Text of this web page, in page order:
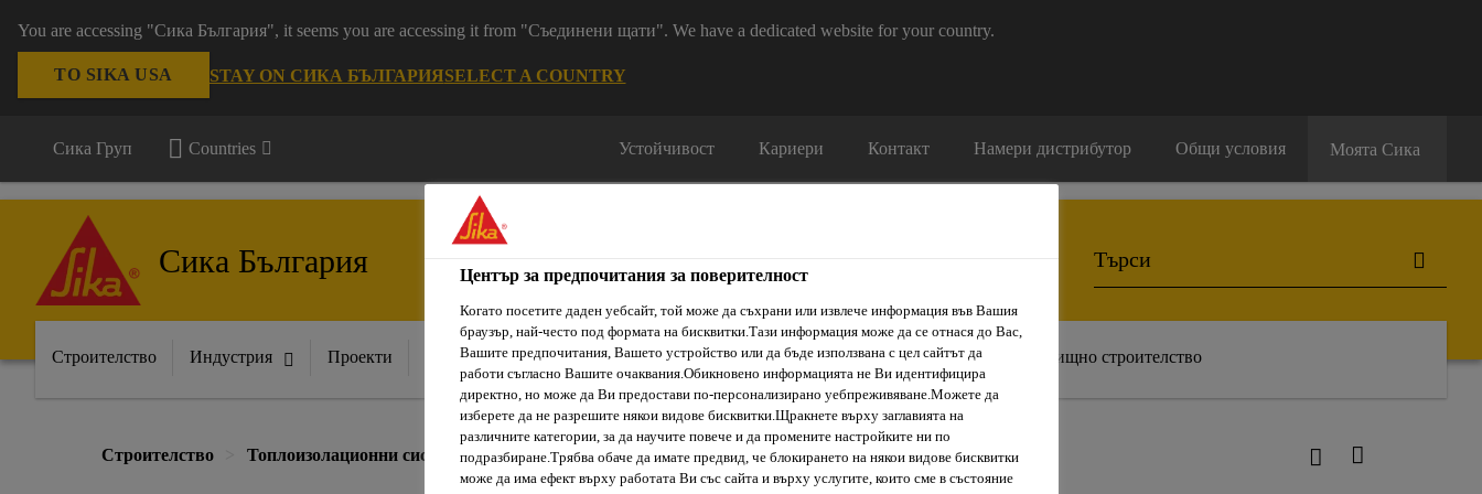
You are accessing "Сика България", it seems you are accessing it from "Съединени щати". We have a dedicated website for your country.
TO SIKA USA STAY ON СИКА БЪЛГАРИЯSELECT A COUNTRY
Сика Груп Countries Устойчивост Кариери Контакт Намери дистрибутор Общи условия Моята Сика
Сика България
Строителство Индустрия Проекти Документи & Ресурси Услуги и Обучения За нас Сика Каталог Жилищно строителство
Строителство Топлоизолационни системи Декоративни мазилки Sika® ThermoCoat Silicate Top
Център за предпочитания за поверителност
Когато посетите даден уебсайт, той може да съхрани или извлече информация във Вашия
браузър, най-често под формата на бисквитки.Тази информация може да се отнася до Вас,
Вашите предпочитания, Вашето устройство или да бъде използвана с цел сайтът да
работи съгласно Вашите очаквания.Обикновено информацията не Ви идентифицира
директно, но може да Ви предостави по-персонализирано уебпреживяване.Можете да
изберете да не разрешите някои видове бисквитки.Щракнете върху заглавията на
различните категории, за да научите повече и да промените настройките ни по
подразбиране.Трябва обаче да имате предвид, че блокирането на някои видове бисквитки
може да има ефект върху работата Ви със сайта и върху услугите, които сме в състояние